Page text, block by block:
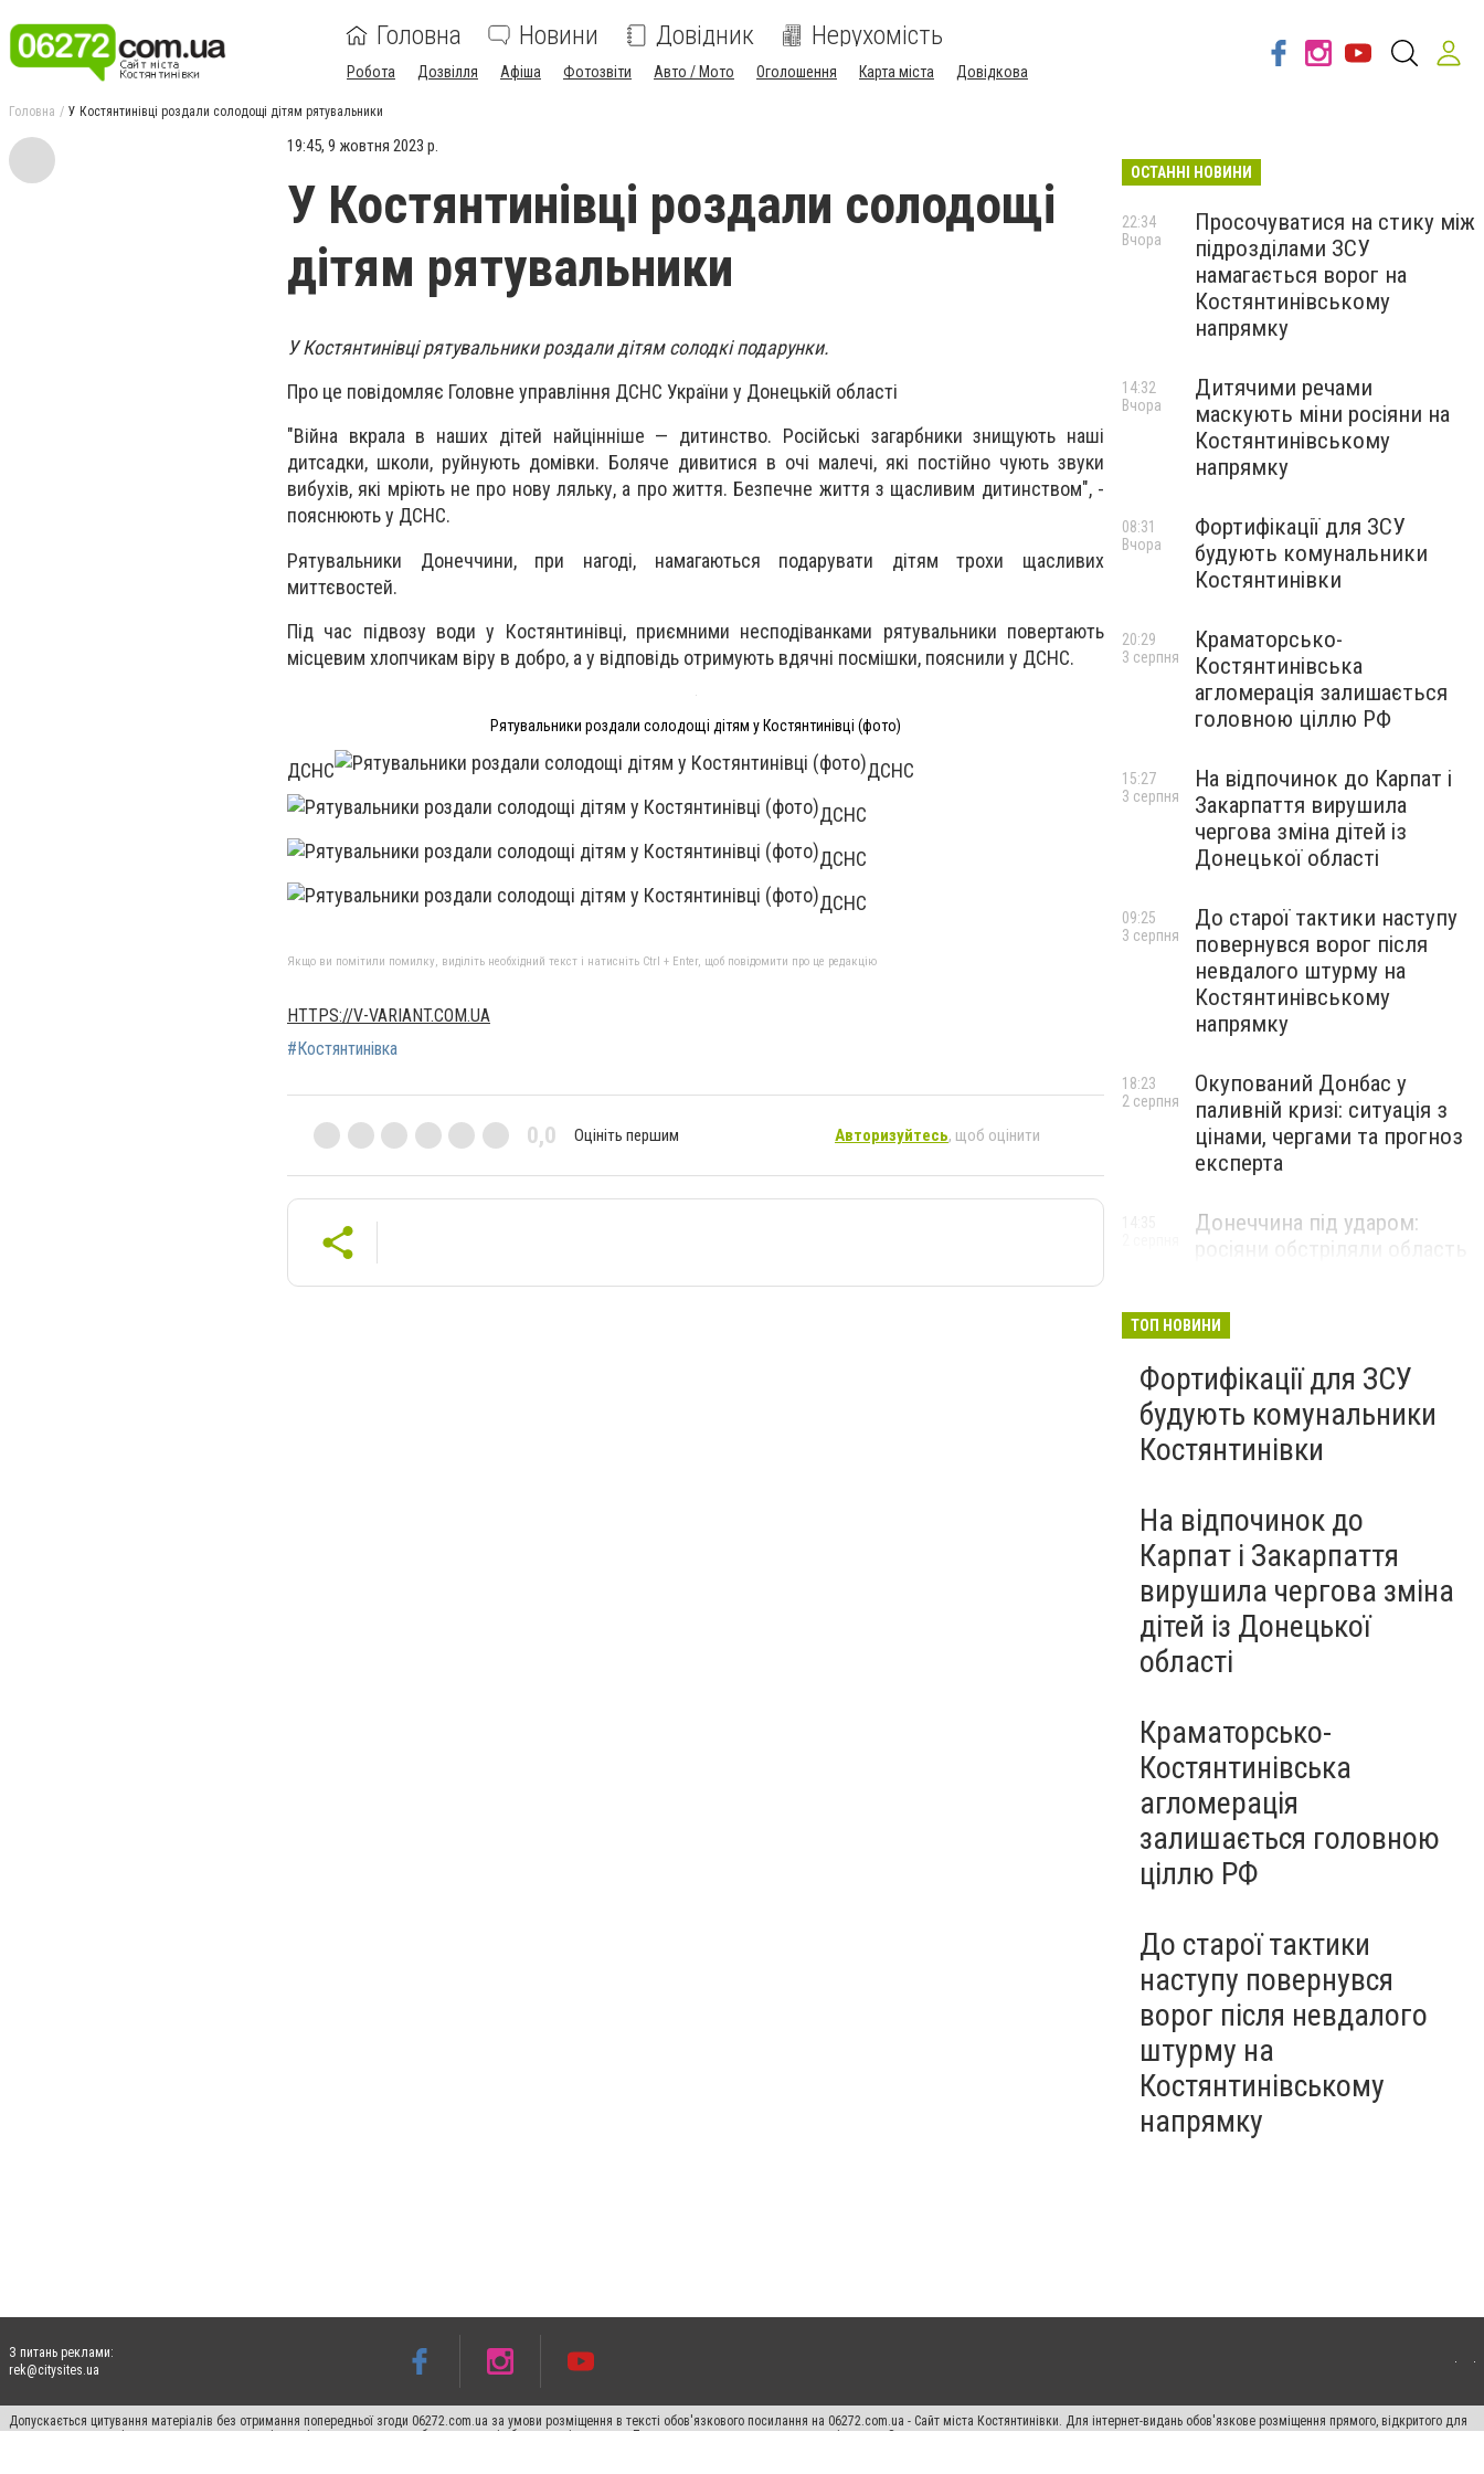
Головна Новини Довідник Нерухомість
Робота Дозвілля Афіша Фотозвіти Авто / Мото Оголошення Карта міста Довідкова
Головна У Костянтинівці роздали солодощі дітям рятувальники
19:45, 9 жовтня 2023 р.
У Костянтинівці роздали солодощі
дітям рятувальники
У Костянтинівці рятувальники роздали дітям солодкі подарунки.
Про це повідомляє Головне управління ДСНС України у Донецькій області
"Війна вкрала в наших дітей найцінніше — дитинство. Російські загарбники знищують наші
дитсадки, школи, руйнують домівки. Боляче дивитися в очі малечі, які постійно чують звуки
вибухів, які мріють не про нову ляльку, а про життя. Безпечне життя з щасливим дитинством", -
пояснюють у ДСНС.
Рятувальники Донеччини, при нагоді, намагаються подарувати дітям трохи щасливих
миттєвостей.
Під час підвозу води у Костянтинівці, приємними несподіванками рятувальники повертають
місцевим хлопчикам віру в добро, а у відповідь отримують вдячні посмішки, пояснили у ДСНС.
Рятувальники роздали солодощі дітям у Костянтинівці (фото)
ДСНС
ДСНС
ДСНС
ДСНС
ДСНС
Якщо ви помітили помилку, виділіть необхідний текст і натисніть Ctrl + Enter, щоб повідомити про це редакцію
HTTPS://V-VARIANT.COM.UA
#Костянтинівка
0,0 Оцініть першим Авторизуйтесь, щоб оцінити
ОСТАННІ НОВИНИ
Просочуватися на стику між
підрозділами ЗСУ
намагається ворог на
Костянтинівському
напрямку
22:34
Вчора
Дитячими речами
маскують міни росіяни на
Костянтинівському
напрямку
14:32
Вчора
Фортифікації для ЗСУ
будують комунальники
Костянтинівки
08:31
Вчора
Краматорсько-
Костянтинівська
агломерація залишається
головною ціллю РФ
20:29
3 серпня
На відпочинок до Карпат і
Закарпаття вирушила
чергова зміна дітей із
Донецької області
15:27
3 серпня
До старої тактики наступу
повернувся ворог після
невдалого штурму на
Костянтинівському
напрямку
09:25
3 серпня
Окупований Донбас у
паливній кризі: ситуація з
цінами, чергами та прогноз
експерта
18:23
2 серпня
Донеччина під ударом:
росіяни обстріляли область
ТОП НОВИНИ
Фортифікації для ЗСУ
будують комунальники
Костянтинівки
На відпочинок до
Карпат і Закарпаття
вирушила чергова зміна
дітей із Донецької
області
Краматорсько-
Костянтинівська
агломерація
залишається головною
ціллю РФ
До старої тактики
наступу повернувся
ворог після невдалого
штурму на
Костянтинівському
напрямку
З питань реклами:
rek@citysites.ua
Допускається цитування матеріалів без отримання попередньої згоди 06272.com.ua за умови розміщення в тексті обов'язкового посилання на 06272.com.ua - Сайт міста Костянтинівки. Для інтернет-видань обов'язкове розміщення прямого, відкритого для
пошукових систем гіперпосилання на цитовані статті не нижче другого абзацу в тексті або в якості джерела. Порушення виняткових прав переслідується Законом.